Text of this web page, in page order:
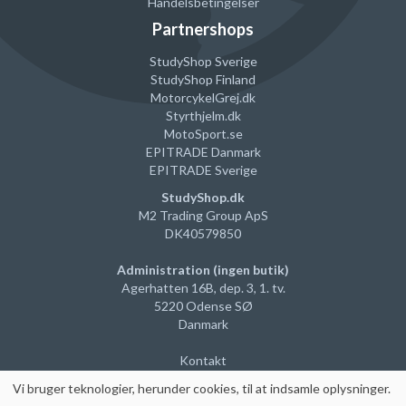
Sådan installerer du Nspire softwaren
Windows®-systemkrav
Windows® OS: Windows® 10
Prosessorhastighed: Intel Core i3 eller højere generation af
Core-processorer, (Undtagen Intel Atom)
Partnershops
StudyShop Sverige
StudyShop Finland
MotorcykelGrej.dk
Styrthjelm.dk
MotoSport.se
EPITRADE Danmark
EPITRADE Sverige
StudyShop.dk
M2 Trading Group ApS
DK40579850
Administration (ingen butik)
Agerhatten 16B, dep. 3, 1. tv.
5220 Odense SØ
Danmark
Kontakt
Vibruger teknologier, herunder cookies, til at indsamle oplysninger.